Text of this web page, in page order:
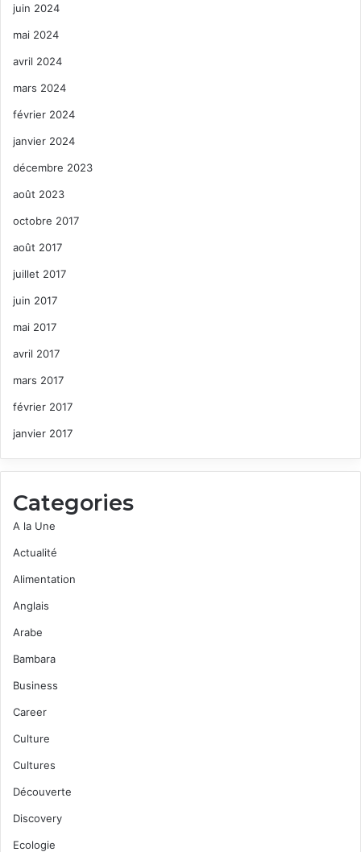
juin 2024
mai 2024
avril 2024
mars 2024
février 2024
janvier 2024
décembre 2023
août 2023
octobre 2017
août 2017
juillet 2017
juin 2017
mai 2017
avril 2017
mars 2017
février 2017
janvier 2017
Categories
A la Une
Actualité
Alimentation
Anglais
Arabe
Bambara
Business
Career
Culture
Cultures
Découverte
Discovery
Ecologie